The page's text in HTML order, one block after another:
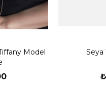
Parfüm ve Kimyasallar:
ürünlerin doğrudan
alma veya spor yapma gibi
Model
Seya